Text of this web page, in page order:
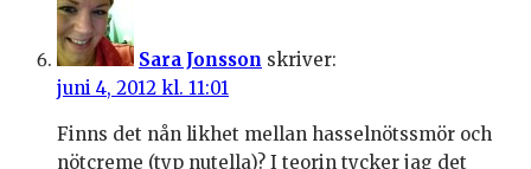
Sara Jonsson skriver:
juni 4, 2012 kl. 11:01
Finns det nån likhet mellan hasselnötssmör och
nötcreme (typ nutella)? I teorin tycker jag det